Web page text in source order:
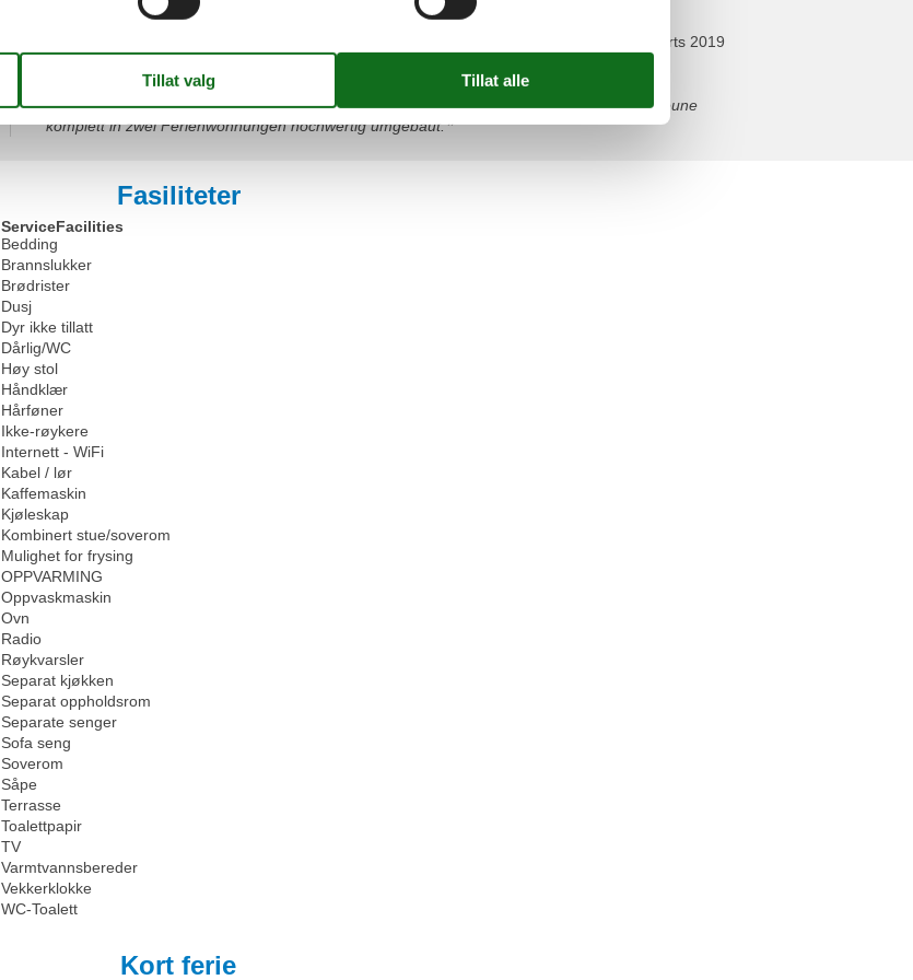
marts 2019
Wir waren sehr zufrieden, die Wohnung ist sehr schön. Es wurde eine alte Fachwerkscheune
komplett in zwei Ferienwohnungen hochwertig umgebaut.
Fasiliteter
ServiceFacilities
Bedding
Brannslukker
Brødrister
Dusj
Dyr ikke tillatt
Dårlig/WC
Høy stol
Håndklær
Hårføner
Ikke-røykere
Internett - WiFi
Kabel / lør
Kaffemaskin
Kjøleskap
Kombinert stue/soverom
Mulighet for frysing
OPPVARMING
Oppvaskmaskin
Ovn
Radio
Røykvarsler
Separat kjøkken
Separat oppholdsrom
Separate senger
Sofa seng
Soverom
Såpe
Terrasse
Toalettpapir
TV
Varmtvannsbereder
Vekkerklokke
WC-Toalett
Kort ferie